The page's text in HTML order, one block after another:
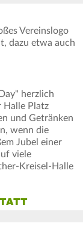
Vereinslogo
dazu etwa auch
herzlich
Halle Platz
und Getränken
wenn die
Jubel einer
viele
Kreisel-Halle